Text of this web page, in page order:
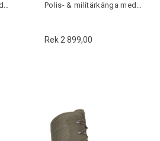
Polis- & militärkänga med Goretex dam Polis- & militärkänga med Goretex
Rek 2 899,00